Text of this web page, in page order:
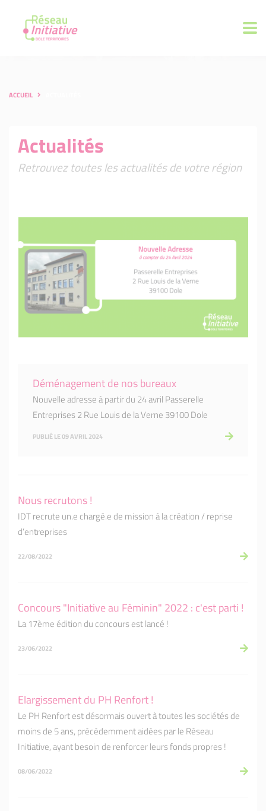
ACCUEIL
Actualités
Retrouvez toutes les actualités de votre région
Déménagement de nos bureaux
Nouvelle adresse à partir du 24 avril Passerelle
Entreprises 2 Rue Louis de la Verne 39100 Dole
PUBLIÉ LE 09 AVRIL 2024
Nous recrutons !
IDT recrute un.e chargé.e de mission à la création / reprise
d’entreprises
22/08/2022
Concours "Initiative au Féminin" 2022 : c'est parti !
La 17ème édition du concours est lancé !
23/06/2022
Elargissement du PH Renfort !
Le PH Renfort est désormais ouvert à toutes les sociétés de
moins de 5 ans, précédemment aidées par le Réseau
Initiative, ayant besoin de renforcer leurs fonds propres !
08/06/2022